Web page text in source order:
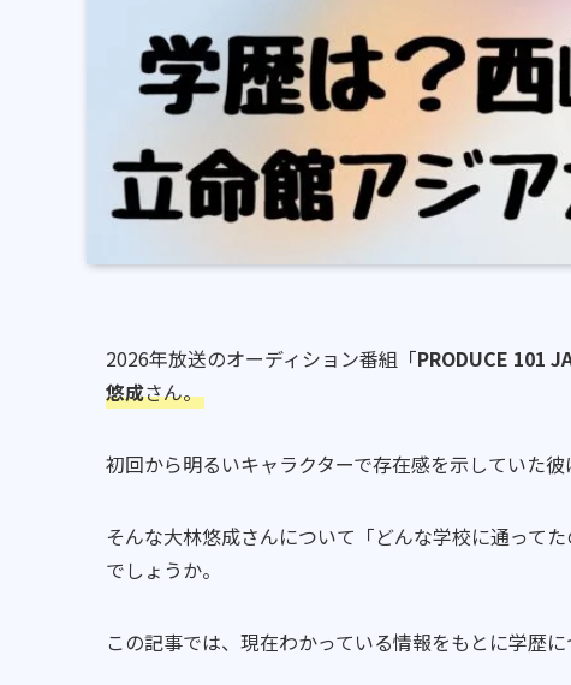
2026年放送のオーディション番組「PRODUCE 101
悠成さん。
初回から明るいキャラクターで存在感を示していた
そんな大林悠成さんについて「どんな学校に通って
でしょうか。
この記事では、現在わかっている情報をもとに学歴に